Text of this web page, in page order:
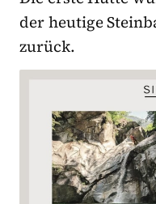
der heutige
zurück.